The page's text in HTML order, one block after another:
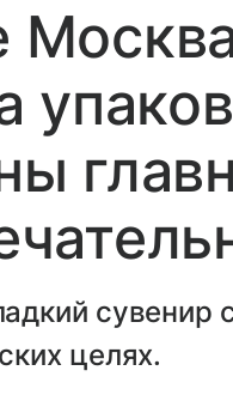
сувенир
целях.